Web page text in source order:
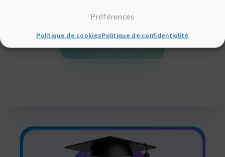
Préférences
Politique de cookiesPolitique de confidentialité
Politique de confidentialité des données
ENVOYER MA DEMANDE